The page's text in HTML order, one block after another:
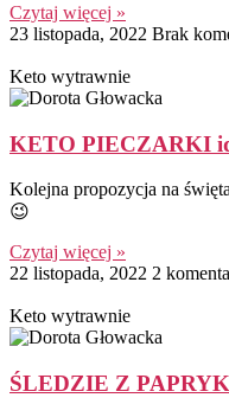
Czytaj więcej »
23 listopada, 2022 Brak
Keto wytrawnie
KETO PIECZARKI
Kolejna propozycja na
😉
Czytaj więcej »
22 listopada, 2022 2
Keto wytrawnie
ŚLEDZIE Z